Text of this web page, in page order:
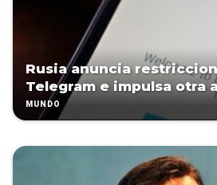
Rusia anuncia
Telegram e impulsa otra
MUNDO